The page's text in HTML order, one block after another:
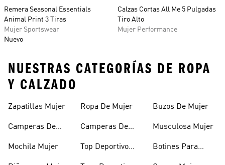
Remera Seasonal Essentials
Animal Print 3 Tiras
Mujer Sportswear
Nuevo
Calzas Cortas All Me 5 Pulgadas
Tiro Alto
Mujer Performance
NUESTRAS CATEGORÍAS DE ROPA
Y CALZADO
Zapatillas Mujer
Camperas De
Mochila Mujer
Ropa De Mujer
Camperas De
Top Deportivo
Buzos De Mujer
Musculosa Mujer
Botines Para